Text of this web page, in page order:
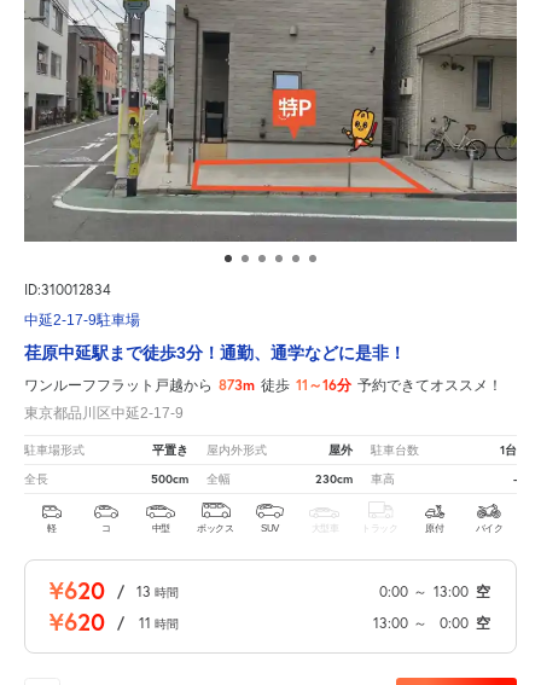
ID:310012834
中延2-17-9駐車場
荏原中延駅まで徒歩3分！通勤、通学などに是非！
ワンルーフフラット戸越から 873m 徒歩 11～16分 予約できてオススメ！
東京都品川区中延2-17-9
駐車場形式 平置き 屋内外形式 屋外 駐車台数 1台
全長 500cm 全幅 230cm 車高 -
軽 コ 中型 ボックス SUV 大型車 トラック 原付 バイク
¥620 / 13 時間 0:00 ～ 13:00 空
¥620 / 11 時間 13:00 ～ 0:00 空